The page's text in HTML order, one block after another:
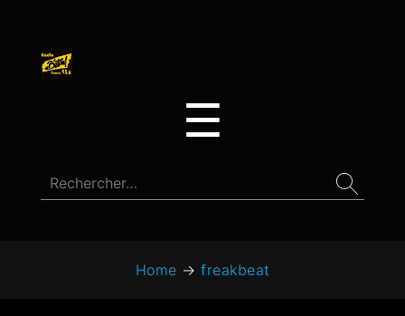
☰
Home → freakbeat